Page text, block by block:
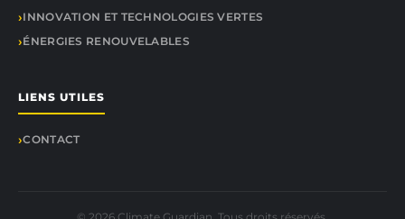
INNOVATION ET TECHNOLOGIES VERTES
ÉNERGIES RENOUVELABLES
LIENS UTILES
CONTACT